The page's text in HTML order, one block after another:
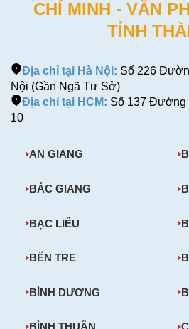
CHÍ MINH - VĂN
TỈNH
Địa chỉ tại Hà Nội: Số 226
Nội (Gần Ngã Tư Sở)
Địa chỉ tại HCM: Số 137 Đường
10
AN GIANG
BẮC GIANG
BẠC LIÊU
BẾN TRE
BÌNH DƯƠNG